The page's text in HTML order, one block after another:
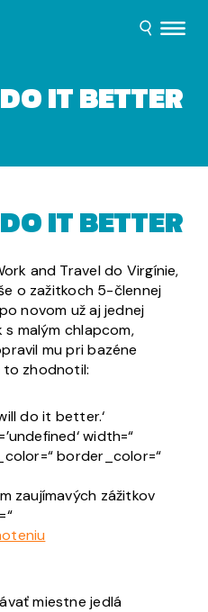
IT BETTER
IT BETTER
and Travel do Virgínie,
o zažitkoch 5-člennej
novom už aj jednej
s malým chlapcom,
mu pri bazéne
to zhodnotil:
do it better.‘
width=“
border_color=“
zaujímavých zážitkov
miestne jedlá